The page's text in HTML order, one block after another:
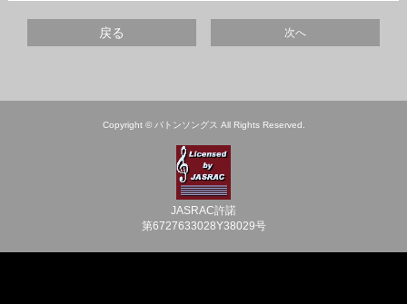
戻る 次へ
Copyright © バトンソングス All Rights Reserved.
JASRAC許諾
第6727633028Y38029号